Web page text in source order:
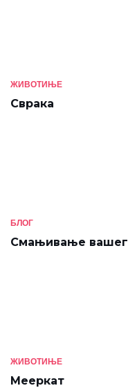
ЖИВОТИЊЕ
Сврака
БЛОГ
Смањивање вашег
ЖИВОТИЊЕ
Мееркат